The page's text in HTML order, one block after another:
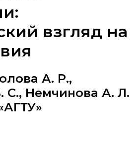
взгляд на
А. Р.,
С., Немчинова А. Л.